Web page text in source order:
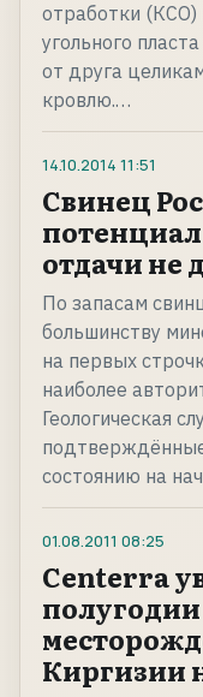
отработки (КСО)
угольного
от друга
кровлю.…
14.10.2014 11:51
Свинец
отдачи не
По запасам
большинству
на первых
наиболее
Геологическая
состоянию на
01.08.2011 08:25
Centerra
Киргизии